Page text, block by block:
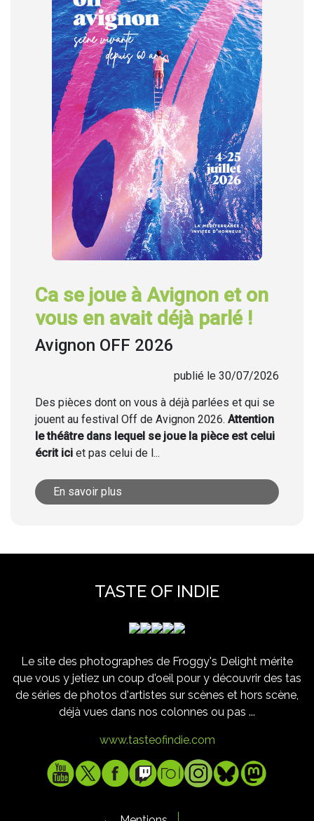
Ca se joue à Avignon et on
vous en avait déjà parlé !
Avignon OFF 2026
publié le 30/07/2026
Des pièces dont on vous à déjà parlées et qui se
jouent au festival Off de Avignon 2026. Attention
le théâtre dans lequel se joue la pièce est celui
écrit ici et pas celui de l...
En savoir plus
TASTE OF INDIE
Le site des photographes de Froggy's Delight mérite
que vous y jetiez un coup d'oeil pour y découvrir des tas
de séries de photos d'artistes sur scènes et hors scène,
déjà vues dans nos colonnes ou pas ...
www.tasteofindie.com